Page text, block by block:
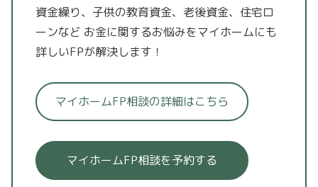
資金繰り、子供の教育資金、老後資金、住宅ロ
ーンなど お金に関するお悩みをマイホームにも
詳しいFPが解決します！
マイホームFP相談の詳細はこちら
マイホームFP相談を予約する